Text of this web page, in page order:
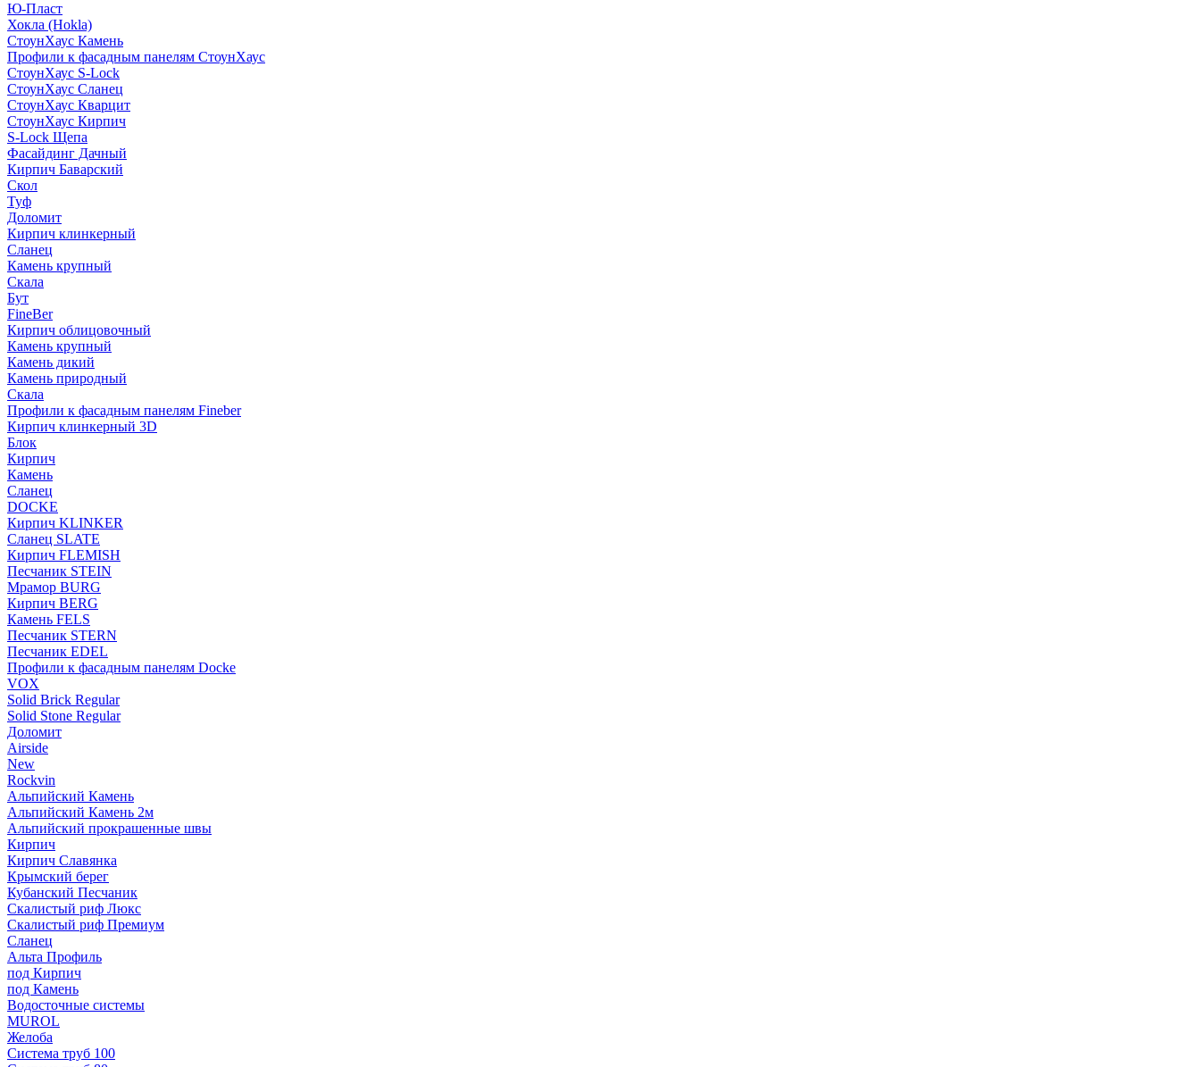
Ю-Пласт
Хокла (Hokla)
СтоунХаус Камень
Профили к фасадным панелям СтоунХаус
СтоунХаус S-Lock
СтоунХаус Сланец
СтоунХаус Кварцит
СтоунХаус Кирпич
S-Lock Щепа
Фасайдинг Дачный
Кирпич Баварский
Скол
Туф
Доломит
Кирпич клинкерный
Сланец
Камень крупный
Скала
Бут
FineBer
Кирпич облицовочный
Камень крупный
Камень дикий
Камень природный
Скала
Профили к фасадным панелям Fineber
Кирпич клинкерный 3D
Блок
Кирпич
Камень
Сланец
DOCKE
Кирпич KLINKER
Сланец SLATE
Кирпич FLEMISH
Пес­ча­ник STEIN
Мрамор BURG
Кирпич BERG
Камень FELS
Пес­ча­ник STERN
Пес­ча­ник EDEL
Профили к фасадным панелям Docke
VOX
Solid Brick Regular
Solid Stone Regular
Доломит
Airside
New
Rockvin
Альпийский Камень
Альпийский Камень 2м
Альпийский прокрашенные швы
Кирпич
Кирпич Славянка
Крымский берег
Кубанский Песчаник
Скалистый риф Люкс
Скалистый риф Премиум
Сланец
Альта Профиль
под Кирпич
под Камень
Водосточные системы
MUROL
Желоба
Система труб 100